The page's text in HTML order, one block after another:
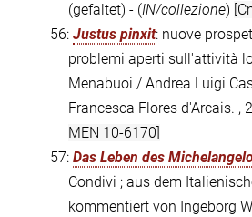
(gefaltet) - (IN/collezione)
56: Justus pinxit: nuove
problemi aperti sull'attività
Menabuoi / Andrea Luigi
Francesca Flores d'Arcais. ,
MEN 10-6170]
57: Das Leben des
Condivi ; aus dem
kommentiert von Ingeborg